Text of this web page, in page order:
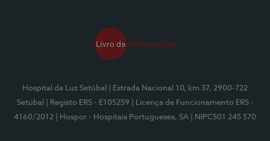
Hospital da Luz Setúbal
| Estrada Nacional 10, km 37, 2900-722
Setúbal
| Registo ERS - E105259
| Licença de Funcionamento ERS -
4160/2012
| Hospor - Hospitais Portugueses, SA | NIPC501 245 570